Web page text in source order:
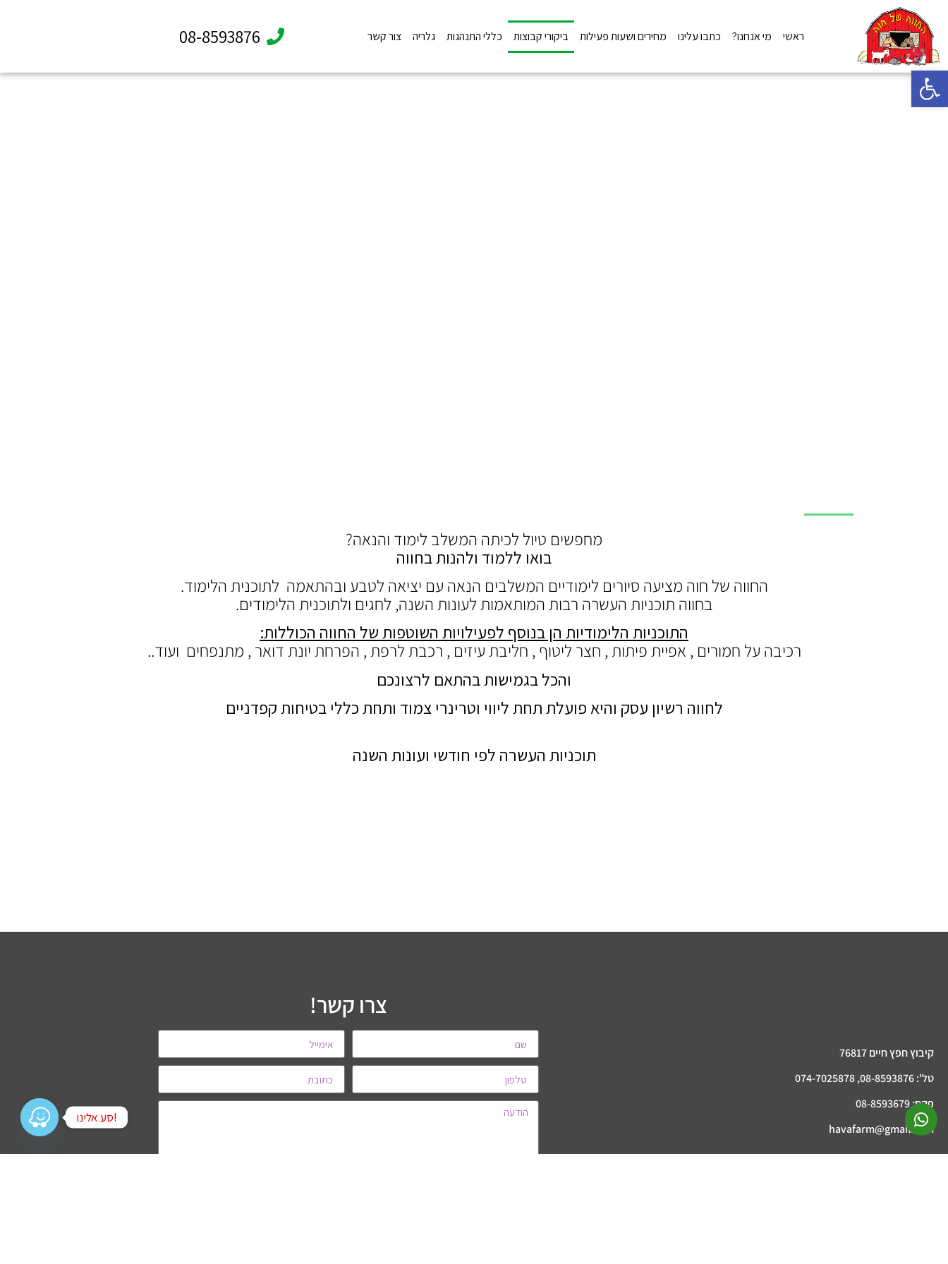
פתח סרגל נגישות
ראשי מי אנחנו? כתבו עלינו מחירים ושעות פעילות ביקורי קבוצות כללי התנהגות גלריה צור קשר 08-8593876
מחפשים טיול לכיתה המשלב לימוד והנאה?
בואו ללמוד ולהנות בחווה
החווה של חוה מציעה סיורים לימודיים המשלבים הנאה עם יציאה לטבע ובהתאמה לתוכנית הלימוד.
בחווה תוכניות העשרה רבות המותאמות לעונות השנה, לחגים ולתוכנית הלימודים.
התוכניות הלימודיות הן בנוסף לפעילויות השוטפות של החווה הכוללות:
רכיבה על חמורים , אפיית פיתות , חצר ליטוף , חליבת עיזים , רכבת לרפת , הפרחת יונת דואר , מתנפחים ועוד..
והכל בגמישות בהתאם לרצונכם
לחווה רשיון עסק והיא פועלת תחת ליווי וטרינרי צמוד ותחת כללי בטיחות קפדניים
תוכניות העשרה לפי חודשי ועונות השנה
קיבוץ חפץ חיים 76817
טל': 08-8593876, 074-7025878
פקס: 08-8593679
havafarm@gmail.com
צרו קשר!
!סע אלינו